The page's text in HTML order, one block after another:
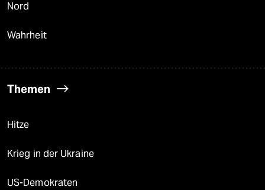
Nord
Wahrheit
Themen
Hitze
Krieg in der Ukraine
US-Demokraten